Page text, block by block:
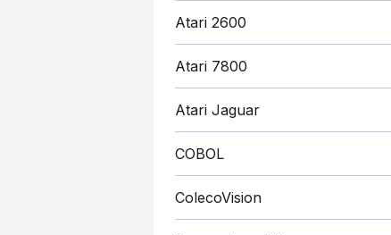
Atari 2600
Atari 7800
Atari Jaguar
COBOL
ColecoVision